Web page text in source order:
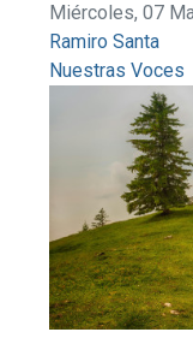
Miércoles, 07
Ramiro Santa
Nuestras Voces